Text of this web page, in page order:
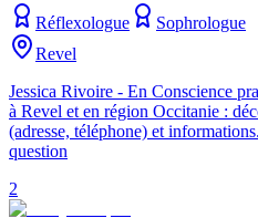
Réflexologue
Sophrologue
Revel
Jessica Rivoire - En Conscience
à Revel et en région Occitanie :
(adresse, téléphone) et
question
2